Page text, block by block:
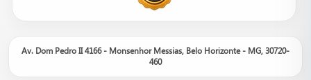
Av. Dom Pedro II 4166 - Monsenhor Messias, Belo Horizonte - MG, 30720-
460